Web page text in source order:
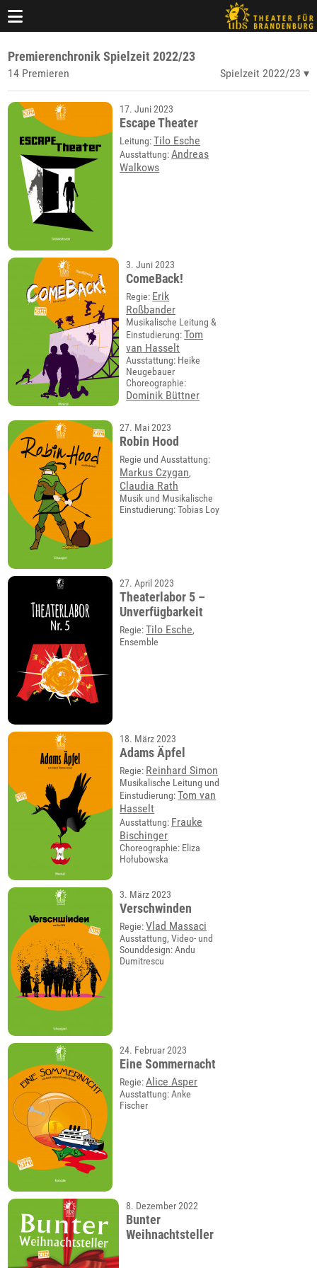
Premierenchronik Spielzeit 2022/23
14 Premieren Spielzeit 2022/23
17. Juni 2023
Escape Theater
Leitung:Tilo Esche
Ausstattung:Andreas
Walkows
3. Juni 2023
ComeBack!
Regie: Erik
Roßbander
Musikalische Leitung &
Einstudierung:Tom
van Hasselt
Ausstattung: Heike
Neugebauer
Choreographie:
Dominik Büttner
27. Mai 2023
Robin Hood
Regie und Ausstattung:
Markus Czygan,
Claudia Rath
Musik und Musikalische
Einstudierung: Tobias Loy
27. April 2023
Theaterlabor 5 –
Unverfügbarkeit
Regie:Tilo Esche,
Ensemble
18. März 2023
Adams Äpfel
Regie: Reinhard Simon
Musikalische Leitung und
Einstudierung:Tom van
Hasselt
Ausstattung: Frauke
Bischinger
Choreographie: Eliza
Hołubowska
3. März 2023
Verschwinden
Regie:Vlad Massaci
Ausstattung, Video- und
Sounddesign: Andu
Dumitrescu
24. Februar 2023
Eine Sommernacht
Regie:Alice Asper
Ausstattung: Anke
Fischer
8. Dezember 2022
Bunter
Weihnachtsteller